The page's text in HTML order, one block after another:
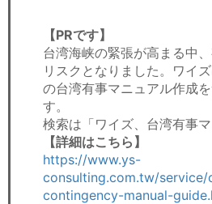
【PRです】
台湾海峡の緊張が高まる中
リスクとなりました。ワイ
の台湾有事マニュアル作成
す。
検索は「ワイズ、台湾有事マ
【詳細はこちら】
https://www.ys-
consulting.com.tw/
contingency-manual-